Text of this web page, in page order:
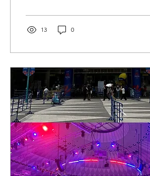
今回はインナーマッスルとアウターマ
の違いについてです。 よく「インナー
ルを鍛えましょう」と聞いたことはあ
る方は意外と少ないかもしれません。
も健康な体作りには欠かせない大切な
す。 【インナーマッスルとは？】 体
分にある筋肉で骨や関節を支え、姿勢
させる役割があります。 ・姿勢を正し
・体の軸を安定させる ・関節への負担
する ・バランスを保つ といった働き
ます。 普段は意識しにくい筋肉ですが
活や運動の『体の土台』となる重要な
す。 【アウターマッスルとは？】 体
ある大きな筋肉です。 ・重い物を持ち
・走る、ジャンプする ・力の強い動き
う...
13 0